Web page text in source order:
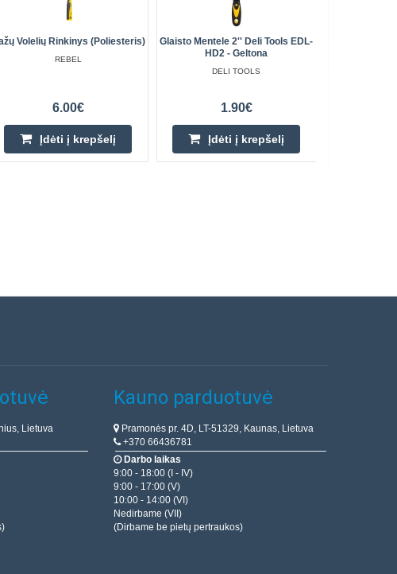
Volelių Rinkinys (poliesteris)
REBEL
6.00€
Įdėti į krepšelį
Glaisto Mentele 2'' Deli Tools EDL-
HD2 - Geltona
DELI TOOLS
1.90€
Įdėti į krepšelį
Lietuva
Kauno parduotuvė
Pramonės pr. 4D, LT-51329, Kaunas, Lietuva
+370 66436781
Darbo laikas
9:00 - 18:00 (I - IV)
9:00 - 17:00 (V)
10:00 - 14:00 (VI)
Nedirbame (VII)
(Dirbame be pietų pertraukos)